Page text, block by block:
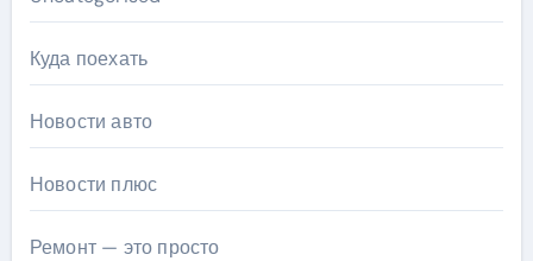
Куда поехать
Новости авто
Новости плюс
Ремонт — это просто